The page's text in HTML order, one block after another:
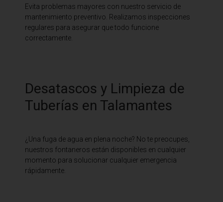
Evita problemas mayores con nuestro servicio de
mantenimiento preventivo. Realizamos inspecciones
regulares para asegurar que todo funcione
correctamente.
Desatascos y Limpieza de
Tuberías en Talamantes
¿Una fuga de agua en plena noche? No te preocupes,
nuestros fontaneros están disponibles en cualquier
momento para solucionar cualquier emergencia
rápidamente.